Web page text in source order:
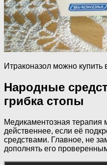
Итраконазол можно купить
Народные
грибка стопы
Медикаментозная терапия
действеннее, если её
средствами. Главное, не
дополнять его